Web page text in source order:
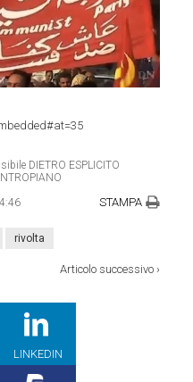
DIETRO ESPLICITO
STAMPA
rivolta
Articolo successivo›
LINKEDIN